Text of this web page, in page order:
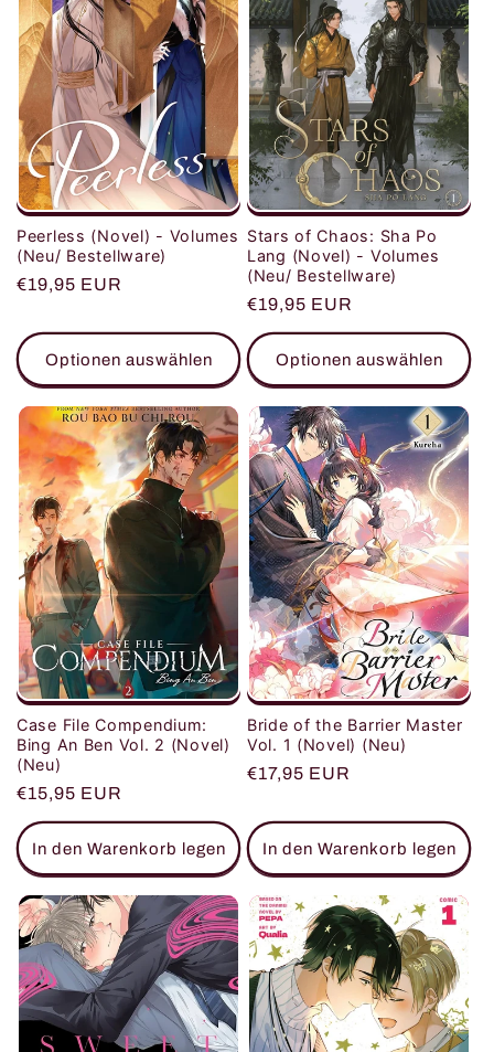
Peerless (Novel) - Volumes
(Neu/ Bestellware)
Normaler
€19,95 EUR
Optionen auswählen
Stars of Chaos: Sha Po
Lang (Novel) - Volumes
(Neu/ Bestellware)
Normaler
Preis
€19,95 EUR
Optionen auswählen
Case File Compendium:
Bing An Ben Vol. 2 (Novel)
(Neu)
Normaler
Preis
€15,95 EUR
In den Warenkorb legen
Bride of the Barrier Master
Vol. 1 (Novel) (Neu)
Normaler
€17,95 EUR
In den Warenkorb legen